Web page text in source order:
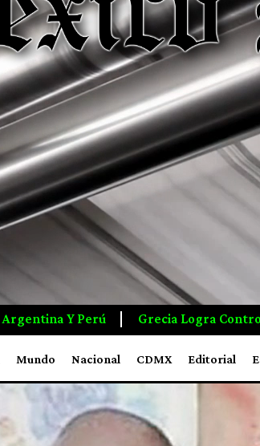
Grecia Logra Controlar Incendio Que
Mundo Nacional CDMX Editorial